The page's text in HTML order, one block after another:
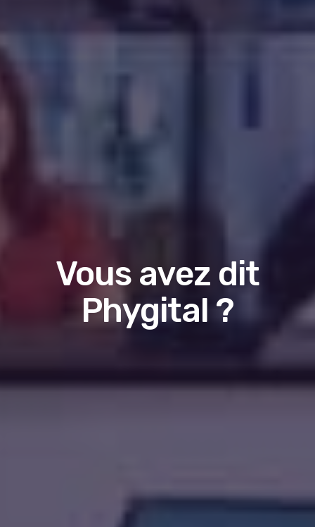
Vous avez dit
Phygital ?